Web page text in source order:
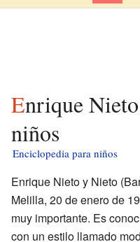
Enrique Nieto y Nieto para
niños
Enciclopedia para niños
Enrique Nieto y Nieto
Melilla, 20 de enero de
muy importante. Es
con un estilo llamado